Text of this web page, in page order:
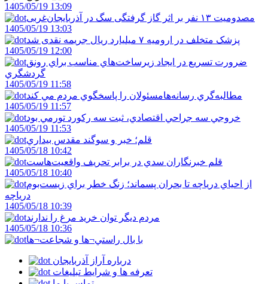
1405/05/19 13:09
مصدومیت ۱۳ نفر بر اثر گاز گرفتگی سگ در آذربایجان‌غربی
1405/05/19 13:03
پزشک متخلف در ارومیه ۷ میلیارد ریال جریمه نقدی شد
1405/05/19 12:00
ضرورت تسريع در ايجاد زيرساخت‌هاي مناسب براي رونق
گردشگري
1405/05/19 11:58
مطالبه‌گري رسانه‌هامسئولان را پاسخگوي مردم مي کند
1405/05/19 11:57
خروجي سه جراحي اقتصادي، ثبت سه رکورد تورمي بود
1405/05/19 11:53
قلم؛ خبر و سوگند مقدس بيداري
1405/05/18 10:42
قلم خبرنگاران سدي در برابر تحريف واقعيت‌هاست
1405/05/18 10:40
از احياي درياچه تا بحران پسماند؛ زنگ خطر براي زيست‌بوم
درياچه
1405/05/18 10:39
مردم ديگر توان خريد مرغ را ندارند
1405/05/18 10:36
با بال راستي¬ها و شجاعت¬ها
درباره آراز آذربایجان
تعرفه ها و شرایط تبلیغات